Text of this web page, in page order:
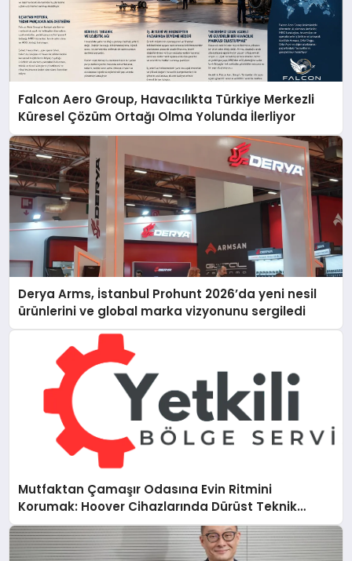
Falcon Aero Group, Havacılıkta Türkiye Merkezli
Küresel Çözüm Ortağı Olma Yolunda İlerliyor
Derya Arms, İstanbul Prohunt 2026’da yeni nesil
ürünlerini ve global marka vizyonunu sergiledi
Mutfaktan Çamaşır Odasına Evin Ritmini
Korumak: Hoover Cihazlarında Dürüst Teknik
Destek Deneyimi